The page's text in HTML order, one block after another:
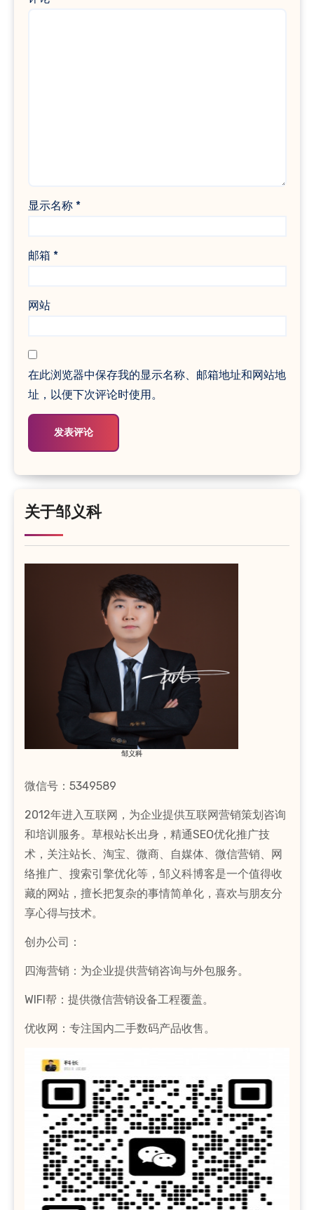
显示名称 *
邮箱 *
网站
在此浏览器中保存我的显示名称、邮箱地址和网站地
址，以便下次评论时使用。
关于邹义科
邹义科
微信号：5349589
2012年进入互联网，为企业提供互联网营销策划咨询
和培训服务。草根站长出身，精通SEO优化推广技
术，关注站长、淘宝、微商、自媒体、微信营销、网
络推广、搜索引擎优化等，邹义科博客是一个值得收
藏的网站，擅长把复杂的事情简单化，喜欢与朋友分
享心得与技术。
创办公司：
四海营销：为企业提供营销咨询与外包服务。
WIFI帮：提供微信营销设备工程覆盖。
优收网：专注国内二手数码产品收售。